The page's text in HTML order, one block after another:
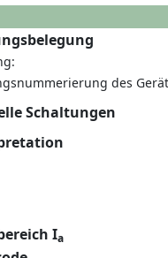
des
Schaltungen
Ia